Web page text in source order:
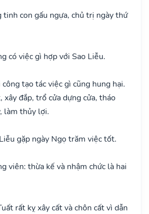
tinh con gấu ngựa, chủ trị ngày thứ
có việc gì hợp với Sao Liễu.
công tạo tác việc gì cũng hung hại.
xây đắp, trổ cửa dựng cửa, tháo
làm thủy lợi.
gặp ngày Ngọ trăm việc tốt.
viên: thừa kế và nhậm chức là hai
rất kỵ xây cất và chôn cất vì dẫn